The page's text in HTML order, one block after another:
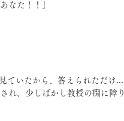
なた！！」
ていたから、答えられただけ...
れ、少しばかし教授の癇に障